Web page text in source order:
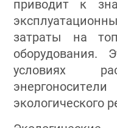
приводит к
затраты на
оборудования.
условиях
экологического